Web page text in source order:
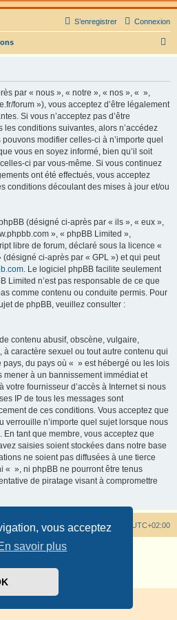
vous acceptez
savoir plus
Connexion
S’enregistrer
e
par « nous », « notre », « nos », « »,
forum »), vous acceptez d’être légalement
Si vous n’acceptez pas d’être
les conditions suivantes, alors n’accédez
modifier celles-ci à n’importe quel
vous en soyez informé, bien qu’il soit
ci par vous-même. Si vous continuez
ont été effectués, vous acceptez
conditions découlant des mises à jour et/ou
(désigné ci-après par « ils », « eux »,
», « phpBB Limited »,
libre de forum, déclaré sous la licence «
(désigné ci-après par « GPL ») et qui peut
. Le logiciel phpBB facilite seulement
Limited n’est pas responsable de ce que
comme contenu ou conduite permis. Pour
de phpBB, veuillez consulter :
contenu abusif, obscène, vulgaire,
caractère sexuel ou tout autre contenu qui
pays, du pays où « » est hébergé ou les lois
à un bannissement immédiat et
votre fournisseur d’accès à Internet si nous
IP de tous les messages sont
de ces conditions. Vous acceptez que
verrouille n’importe quel sujet lorsque nous
tant que membre, vous acceptez que
saisies soient stockées dans notre base
ne soient pas diffusées à une tierce
« », ni phpBB ne pourront être tenus
de piratage visant à compromettre
Heures au format UTC+02:00
® Forum Software © phpBB Limited